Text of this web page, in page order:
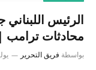
الرئيس
محادثات ترامب
بواسطة فريق التحرير يوليو